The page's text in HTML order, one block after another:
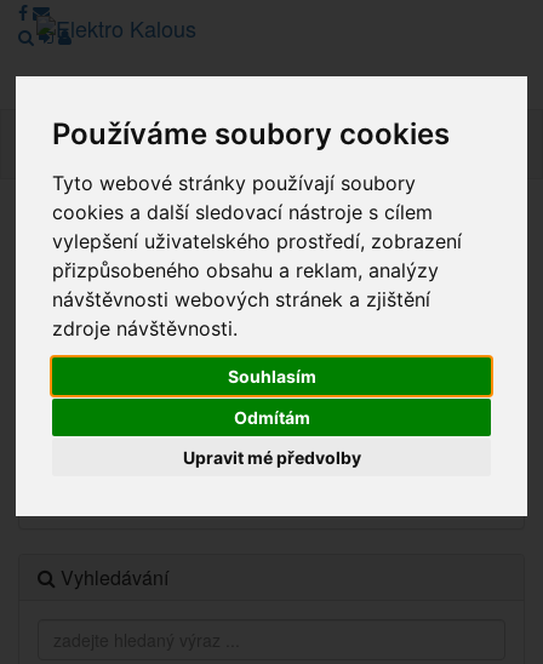
Používáme soubory cookies
Tyto webové stránky používají soubory
cookies a další sledovací nástroje s cílem
vylepšení uživatelského prostředí, zobrazení
přizpůsobeného obsahu a reklam, analýzy
návštěvnosti webových stránek a zjištění
zdroje návštěvnosti.
Souhlasím
Odmítám
Upravit mé předvolby
Vážení zákazníci, v tuto chvíli je Náš internetový obchod v
režimu Katalogu. Objednávky on-line nyní nelze vyřídit.
Děkujeme za pochopení.
Novinky
Vyhledávání